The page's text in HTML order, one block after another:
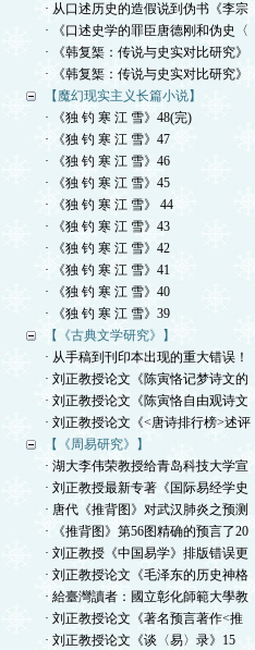
· 从口述历史的造假说到伪书《李宗
· 《口述史学的罪臣唐德刚和伪史〈
· 《韩复榘：传说与史实对比研究》
· 《韩复榘：传说与史实对比研究》
【魔幻现实主义长篇小说】
· 《独 钓 寒 江 雪》48(完)
· 《独 钓 寒 江 雪》47
· 《独 钓 寒 江 雪》46
· 《独 钓 寒 江 雪》45
· 《独 钓 寒 江 雪》 44
· 《独 钓 寒 江 雪》43
· 《独 钓 寒 江 雪》42
· 《独 钓 寒 江 雪》41
· 《独 钓 寒 江 雪》40
· 《独 钓 寒 江 雪》39
【《古典文学研究》】
· 从手稿到刊印本出现的重大错误！
· 刘正教授论文《陈寅恪记梦诗文的
· 刘正教授论文《陈寅恪自由观诗文
· 刘正教授论文《<唐诗排行榜>述评
【《周易研究》】
· 湖大李伟荣教授给青岛科技大学宣
· 刘正教授最新专著《国际易经学史
· 唐代《推背图》对武汉肺炎之预测
· 《推背图》第56图精确的预言了20
· 刘正教授《中国易学》排版错误更
· 刘正教授论文《毛泽东的历史神格
· 給臺灣讀者：國立彰化師範大學教
· 刘正教授论文《著名预言著作<推
· 刘正教授论文《谈〈易〉录》15